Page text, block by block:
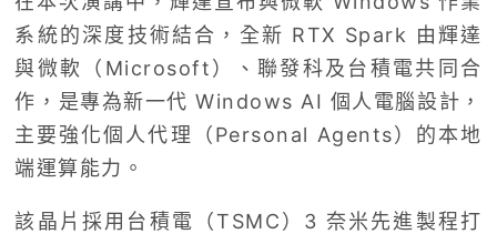
系統的深度技術結合，全新 RTX Spark 由輝達
與微軟（Microsoft）、聯發科及台積電共同合
作，是專為新一代 Windows AI 個人電腦設計，
主要強化個人代理（Personal Agents）的本地
端運算能力。
該晶片採用台積電（TSMC）3 奈米先進製程打